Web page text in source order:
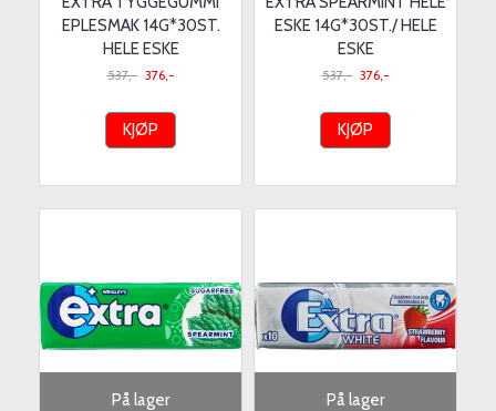
EPLESMAK 14G*30ST.
HELE ESKE
537,- 376,-
KJØP
ESKE 14G*30ST./ HELE
ESKE
537,- 376,-
KJØP
På lager På lager